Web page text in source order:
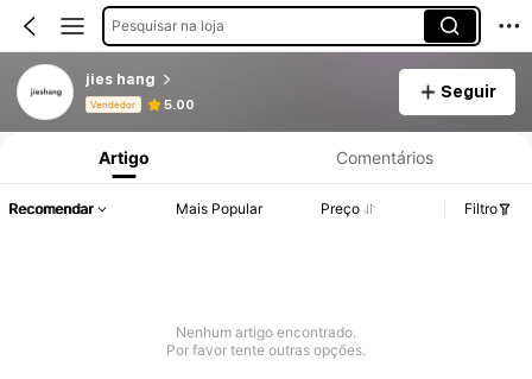
Pesquisar na loja
jies hang
Vendedor 5.00
Seguir
Informações do Produto: Divulgação de Preço, Vendas e Detalhes de Stock.
Artigo Comentários
Recomendar Mais Popular Preço Filtro
Nenhum artigo encontrado.
Por favor tente outras opções.